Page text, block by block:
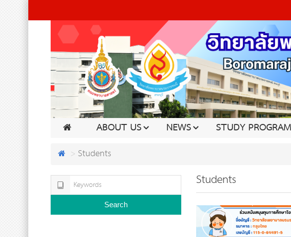
ABOUT US NEWS STUDY PROGRAM
Students
Students
Search